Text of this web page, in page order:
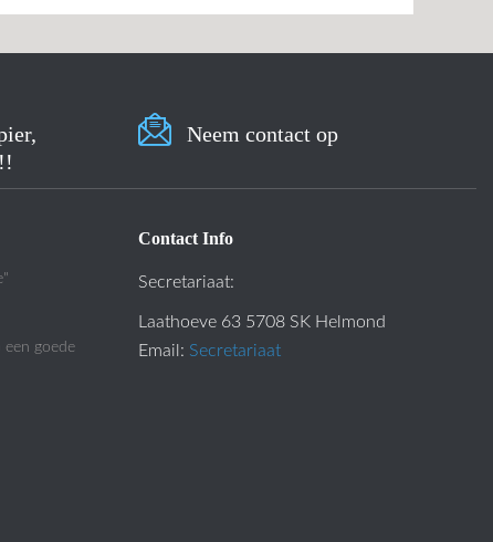
Neem contact op
een goede
Contact Info
Secretariaat:
Laathoeve 63 5708 SK Helmond
Email: Secretariaat